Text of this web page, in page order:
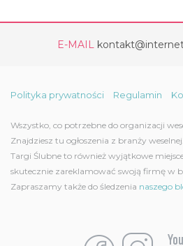
E-MAIL
Polityka prywatności Regulamin
Wszystko, co potrzebne do organizacji
Znajdziesz tu ogłoszenia z branży
Targi Ślubne to również wyjątkowe
skutecznie zareklamować swoją firmę w
Zapraszamy także do śledzenia naszego